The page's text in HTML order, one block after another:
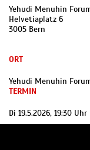
Yehudi Menuhin
Helvetiaplatz 6
3005 Bern
ORT
Yehudi Menuhin
TERMIN
Di 19.5.2026, 19:30 Uhr